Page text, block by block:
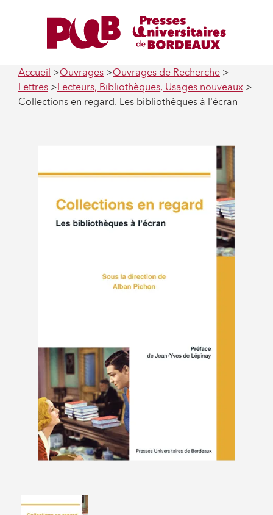
Accueil Ouvrages
Ouvrages de Recherche
Lettres
Lecteurs, Bibliothèques, Usages nouveaux
Collections en regard. Les bibliothèques à l'écran